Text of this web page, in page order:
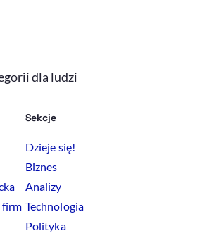
dla ludzi
firm
Sekcje
Dzieje się!
Biznes
Analizy
Technologia
Polityka